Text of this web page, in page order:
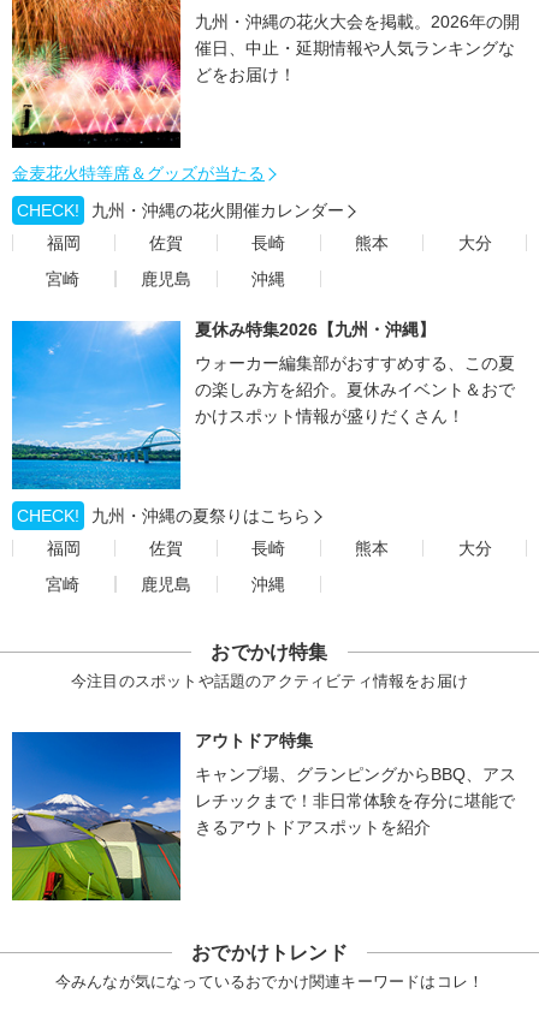
九州・沖縄の花火大会を掲載。2026年の開
催日、中止・延期情報や人気ランキングな
どをお届け！
金麦花火特等席＆グッズが当たる
CHECK!
九州・沖縄の花火開催カレンダー
福岡
佐賀 長崎 熊本
大分
宮崎
鹿児島 沖縄
夏休み特集2026【九州・沖縄】
ウォーカー編集部がおすすめする、この夏
の楽しみ方を紹介。夏休みイベント＆おで
かけスポット情報が盛りだくさん！
CHECK!
九州・沖縄の夏祭りはこちら
福岡
佐賀 長崎 熊本
大分
宮崎
鹿児島 沖縄
おでかけ特集
今注目のスポットや話題のアクティビティ情報をお届け
アウトドア特集
キャンプ場、グランピングからBBQ、アス
レチックまで！非日常体験を存分に堪能で
きるアウトドアスポットを紹介
おでかけトレンド
今みんなが気になっているおでかけ関連キーワードはコレ！